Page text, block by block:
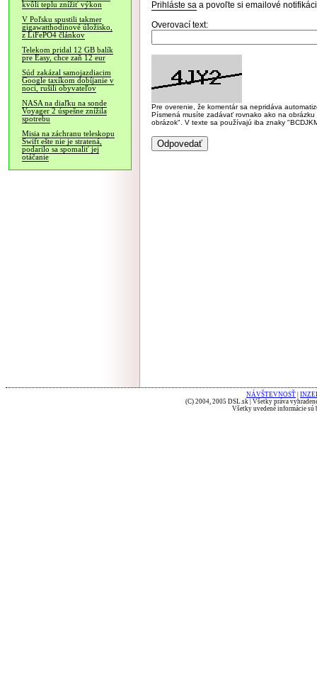
kvôli teplu znížiť výkon
V Poľsku spustili takmer
gigawatthodinové úložisko,
z LiFePO4 článkov
Telekom pridal 12 GB balík
pre Easy, chce zaň 12 eur
Súd zakázal samojazdiacim
Google taxíkom dobíjanie v
noci, rušili obyvateľov
NASA na diaľku na sonde
Voyager 2 úspešne znížila
spotrebu
Misia na záchranu teleskopu
Swift ešte nie je stratená,
podarilo sa spomaliť jej
otáčanie
Prihláste sa a povoľte si emailové
Overovací text:
Pre overenie, že komentár sa nepridáva
Písmená musíte zadávať rovnako ako na
obrázok". V texte sa používajú iba znaky
NÁVŠTEVNOSŤ
(C) 2004, 2005 DSL.sk | Všetky práva
Všetky uvedené informácie sú